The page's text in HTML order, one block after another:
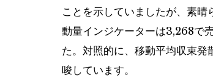
ことを示していましたが、素
動量インジケーターは3,268で
た。対照的に、移動平均収束
唆しています。